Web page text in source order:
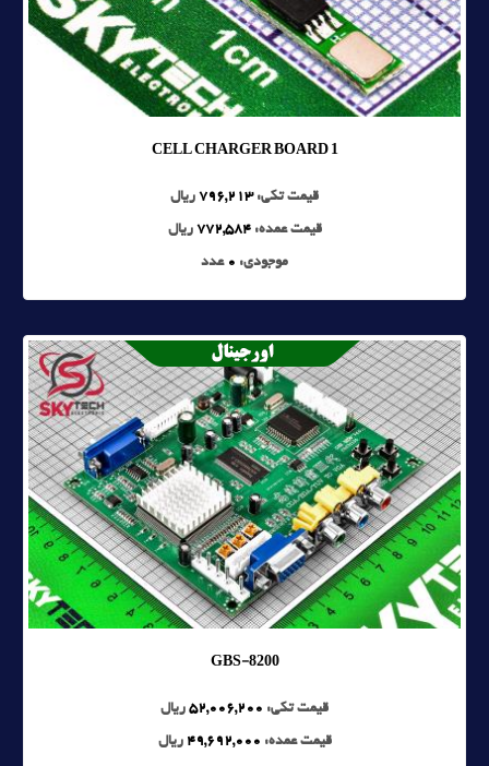
1 CELL CHARGER BOARD
قیمت تکی:796,213 ریال
قیمت عمده:772,584 ریال
موجودی: 0 عدد
GBS-8200
قیمت تکی: 52,006,200 ریال
قیمت عمده: 49,692,000 ریال